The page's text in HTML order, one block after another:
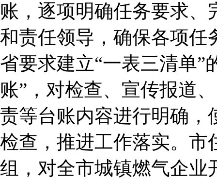
账，逐项明确任务要求
和责任领导，确保各项任
省要求建立“一表三清单”
账”，对检查、宣传报道
责等台账内容进行明确，
检查，推进工作落实。市
组，对全市城镇燃气企业